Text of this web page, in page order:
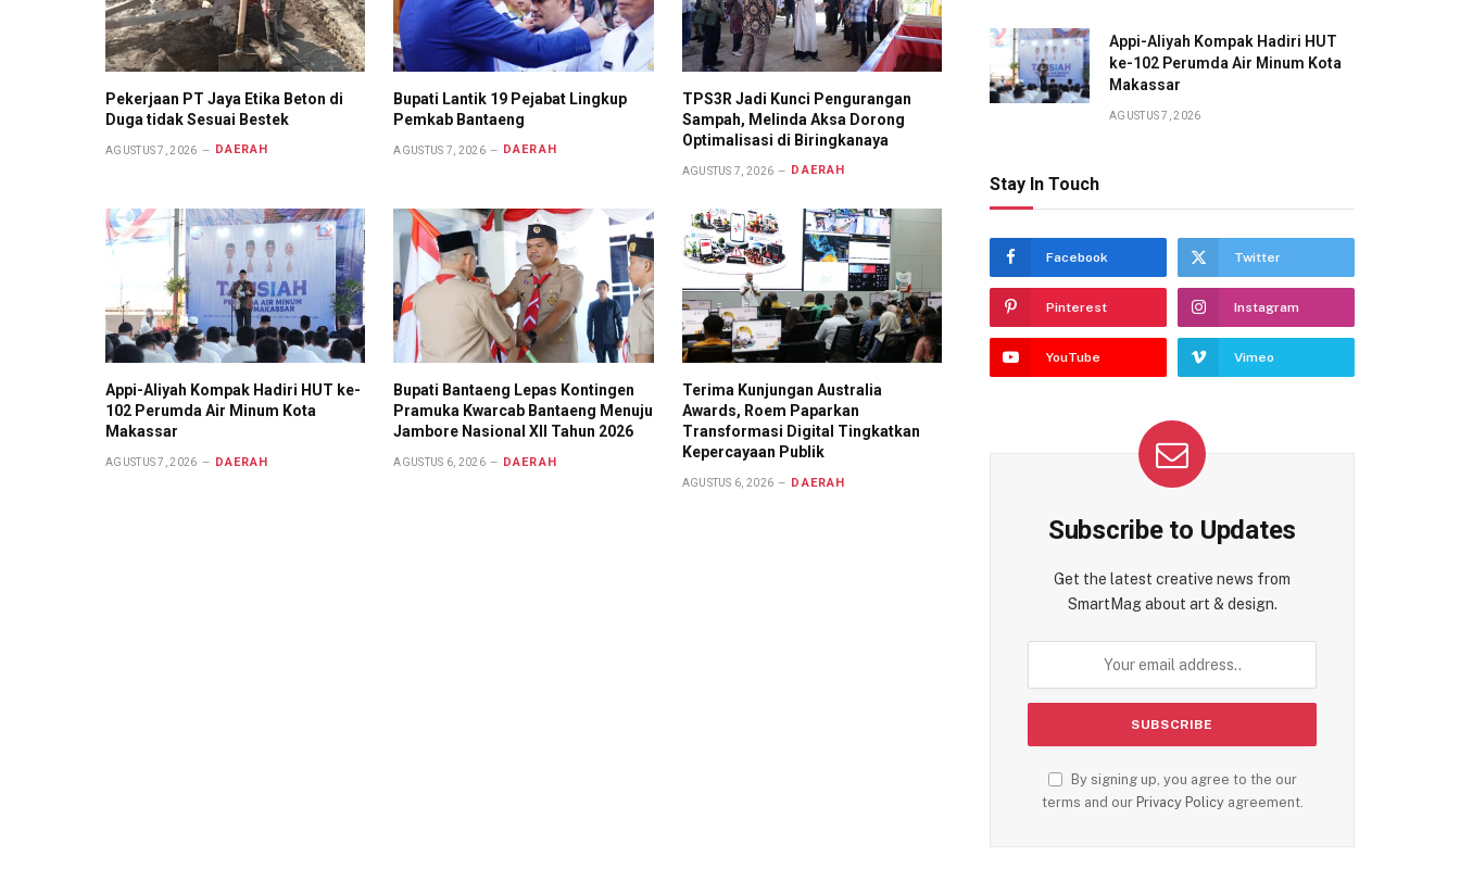
Pekerjaan PT Jaya Etika Beton di
Duga tidak Sesuai Bestek
AGUSTUS 7, 2026 DAERAH
Bupati Lantik 19 Pejabat Lingkup
Pemkab Bantaeng
AGUSTUS 7, 2026 DAERAH
TPS3R Jadi Kunci Pengurangan
Sampah, Melinda Aksa Dorong
Optimalisasi di Biringkanaya
AGUSTUS 7, 2026 DAERAH
Appi-Aliyah Kompak Hadiri HUT ke-
102 Perumda Air Minum Kota
Makassar
AGUSTUS 7, 2026 DAERAH
Bupati Bantaeng Lepas Kontingen
Pramuka Kwarcab Bantaeng Menuju
Jambore Nasional XII Tahun 2026
AGUSTUS 6, 2026 DAERAH
Terima Kunjungan Australia
Awards, Roem Paparkan
Transformasi Digital Tingkatkan
Kepercayaan Publik
AGUSTUS 6, 2026 DAERAH
Appi-Aliyah Kompak Hadiri HUT
ke-102 Perumda Air Minum Kota
Makassar
AGUSTUS 7, 2026
Stay In Touch
Facebook Twitter
Pinterest Instagram
YouTube Vimeo
Subscribe to Updates
Get the latest creative news from
SmartMag about art & design.
By signing up, you agree to the our
terms and our Privacy Policyagreement.